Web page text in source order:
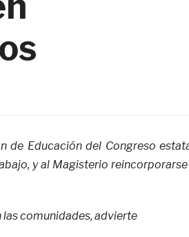
de Educación del Congreso
y al Magisterio
comunidades, advierte